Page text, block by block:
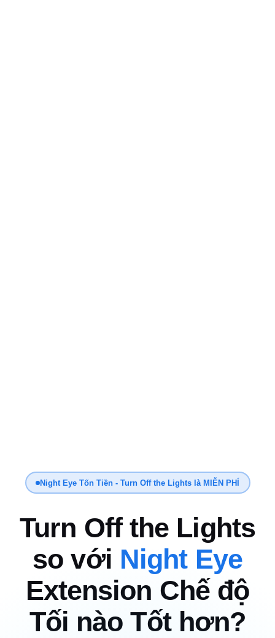
Night Eye Tốn Tiền - Turn Off the Lights là MIỄN PHÍ
Turn Off the Lights
so với Night Eye
Extension Chế độ
Tối nào Tốt hơn?